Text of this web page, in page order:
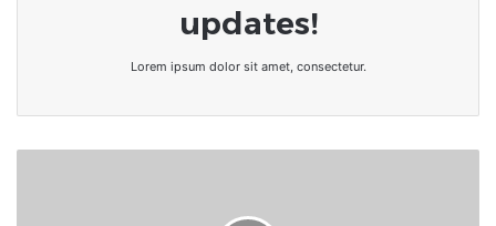
updates!
Lorem ipsum dolor sit amet, consectetur.